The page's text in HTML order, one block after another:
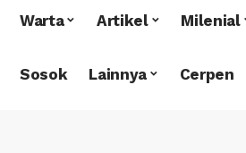
Warta Artikel Milenial
Sosok Lainnya Cerpen